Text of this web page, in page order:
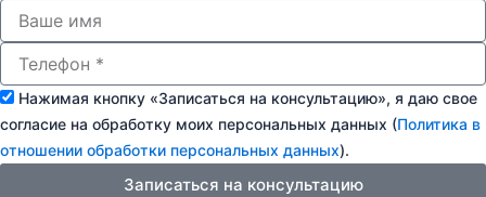
Нажимая кнопку «Записаться на консультацию», я даю свое
согласие на обработку моих персональных данных (Политика в
отношении обработки персональных данных).
Записаться на консультацию